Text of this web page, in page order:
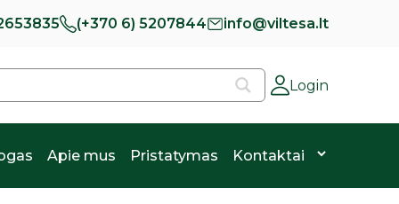
(+370 6) 5207844 info@viltesa.lt
Login
Apie mus Pristatymas Kontaktai